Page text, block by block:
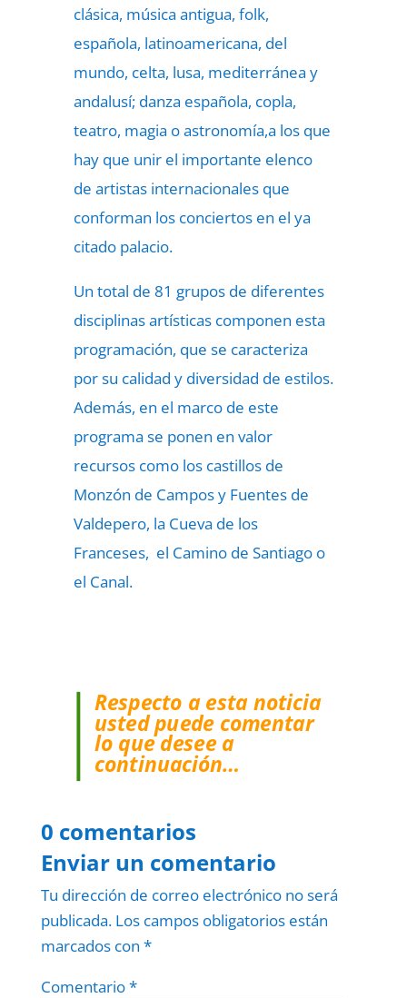
clásica, música antigua, folk,
española, latinoamericana, del
mundo, celta, lusa, mediterránea y
andalusí; danza española, copla,
teatro, magia o astronomía,a los que
hay que unir el importante elenco
de artistas internacionales que
conforman los conciertos en el ya
citado palacio.
Un total de 81 grupos de diferentes
disciplinas artísticas componen esta
programación, que se caracteriza
por su calidad y diversidad de estilos.
Además, en el marco de este
programa se ponen en valor
recursos como los castillos de
Monzón de Campos y Fuentes de
Valdepero, la Cueva de los
Franceses, el Camino de Santiago o
el Canal.
Respecto a esta noticia
usted puede comentar
lo que desee a
continuación…
0 comentarios
Enviar un comentario
Tu dirección de correo electrónico no será
publicada. Los campos obligatorios están
marcados con *
Comentario*